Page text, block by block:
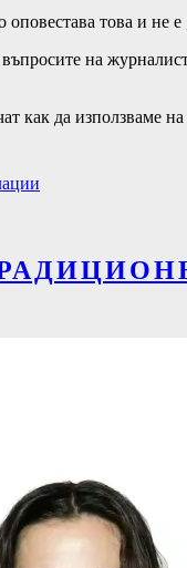
оповестава това и не
на
как да използваме